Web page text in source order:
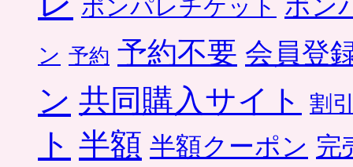
ポンパレチケット ポン
ン 予約 予約不要 会員登
ン 共同購入サイト 割
ト 半額 半額クーポン 完